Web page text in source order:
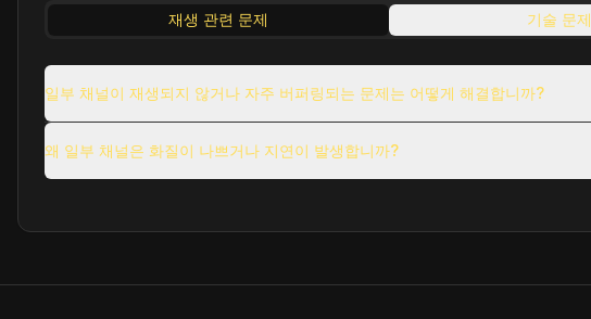
재생 관련 문제 기술 문제
일부 채널이 재생되지 않거나 자주 버퍼링되는 문제는 어떻게 해결합니까?
왜 일부 채널은 화질이 나쁘거나 지연이 발생합니까?